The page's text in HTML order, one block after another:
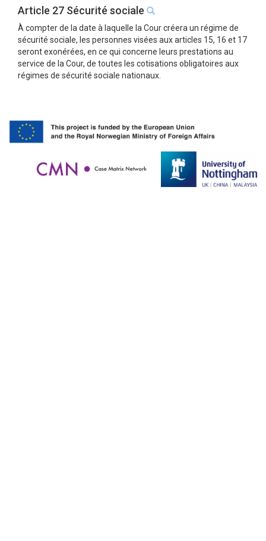
Article 27 Sécurité sociale
À compter de la date à laquelle la Cour créera un régime de
sécurité sociale, les personnes visées aux articles 15, 16 et 17
seront exonérées, en ce qui concerne leurs prestations au
service de la Cour, de toutes les cotisations obligatoires aux
régimes de sécurité sociale nationaux.